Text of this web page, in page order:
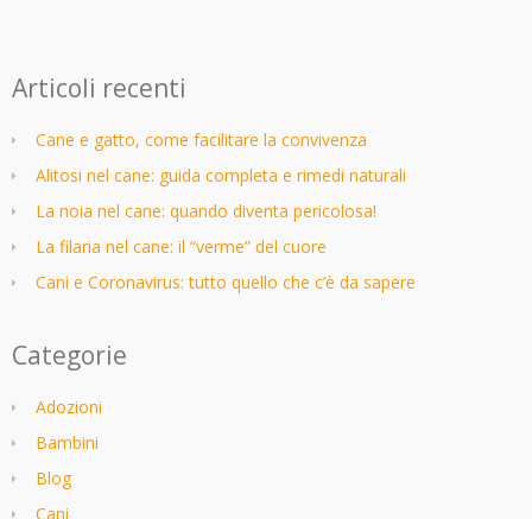
Articoli recenti
Cane e gatto, come facilitare la convivenza
Alitosi nel cane: guida completa e rimedi naturali
La noia nel cane: quando diventa pericolosa!
La filaria nel cane: il “verme” del cuore
Cani e Coronavirus: tutto quello che c’è da sapere
Categorie
Adozioni
Bambini
Blog
Cani